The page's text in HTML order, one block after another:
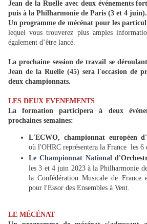
Jean de la Ruelle avec deux événements
puis à la Philharmonie de Paris (3 et 4 juin).
Un programme de mécénat pour les
lequel vous trouverez plus amples
également d’être lancé.
La prochaine session de travail se
Jean de la Ruelle (45) sera l'occasion de
deux championnats.
LES DEUX EVENEMENTS
La formation participera à deux
prochaines semaines:
L'ECWO, championnat européen
où l'OHRC représentera la France les 6
Le Championnat National
les 3 et 4 juin 2023 à la Philharmonie
la Confédération Musicale de France
pour l'Essor des Ensembles à Vent.
LE MÉCÉNAT